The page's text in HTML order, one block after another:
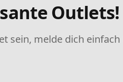
Outlets!
sein, melde dich einfach